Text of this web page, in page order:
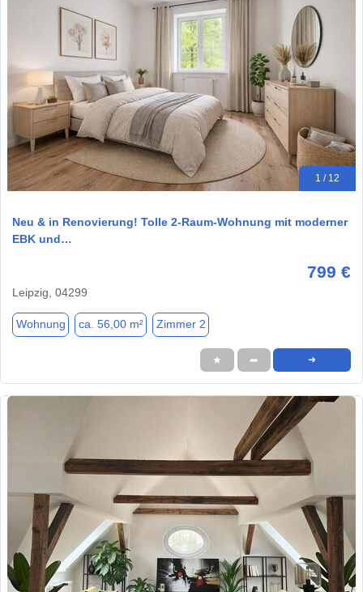
1 / 12
Neu & in Renovierung! Tolle 2-Raum-Wohnung mit moderner
EBK und…
799 €
Leipzig, 04299
Wohnung ca. 56,00 m² Zimmer 2
★ ➦ ➜